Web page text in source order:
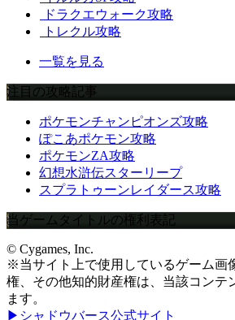
ドラクエウォーク攻略
トレクル攻略
一覧を見る
注目の攻略記事
ポケモンチャンピオンズ攻略
ぽこあポケモン攻略
ポケモンZA攻略
幻想水滸伝スターリープ
スプラトゥーンレイダース攻略
当ゲームタイトルの権利表記
© Cygames, Inc.
※当サイト上で使用しているゲーム画
権、その他知的財産権は、当該コンテ
ます。
▶シャドウバース公式サイト